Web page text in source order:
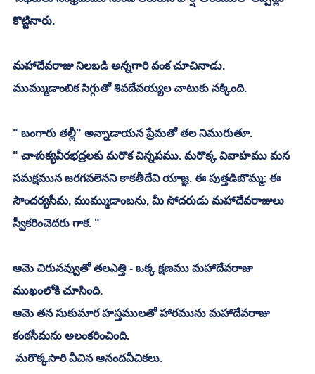
కొట్టినారు.
మహాదేవరాజు నిలబడి అన్నగారి వంక చూచినాడు.
ముమ్ముడాంబిక సిగ్గుతో శివదేవయ్యల చాటుకు నక్కింది.
" బంగారు తల్లీ" అన్నాడాయన ప్రేమతో తల నిమురుతూ.
" చాళుక్యవీరభద్రలకు మరొక విన్నపము. మరొక్క వివాహము మన
సమక్షమున జరగవలెనని కాకతీదేవి యాజ్ఞ. ఈ పుత్తడిబొమ్మ; ఈ
సౌందర్యసీమ, ముమ్ముడాంబను, మీ సోదరుడు మహాదేవరాజులు
స్వీకరించెదరు గాక. "
ఆమె చిరునవ్వుతో తలఎత్తి - ఒక్క క్షణము మహాదేవరాజు
ముఖంలోకి చూసింది.
ఆమె తన సుకుమార హస్తములతో హారమును మహాదేవరాజు
కంఠసీమను అలంకరించింది.
మరొక్కసారి వీచిన ఆనందవీచికలు.